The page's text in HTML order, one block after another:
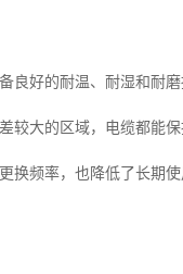
良好的耐温、耐湿和耐磨
较大的区域，电缆都能
换频率，也降低了长期使